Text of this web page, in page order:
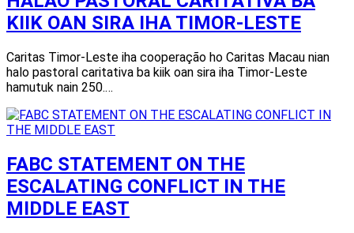
KIIK OAN SIRA IHA TIMOR-LESTE
Caritas Timor-Leste iha cooperação ho Caritas Macau nian
halo pastoral caritativa ba kiik oan sira iha Timor-Leste
hamutuk nain 250.…
FABC STATEMENT ON THE
ESCALATING CONFLICT IN THE
MIDDLE EAST